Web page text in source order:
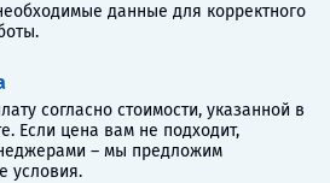
данные для корректного
согласно стоимости, указанной в
Если цена вам не подходит,
– мы предложим
условия.